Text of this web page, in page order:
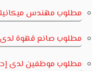
مطلوب مهندس
مطلوب صانع قهوة
مطلوب موظفين لدى